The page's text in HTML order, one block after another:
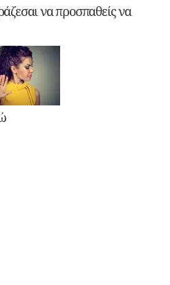
να προσπαθείς να